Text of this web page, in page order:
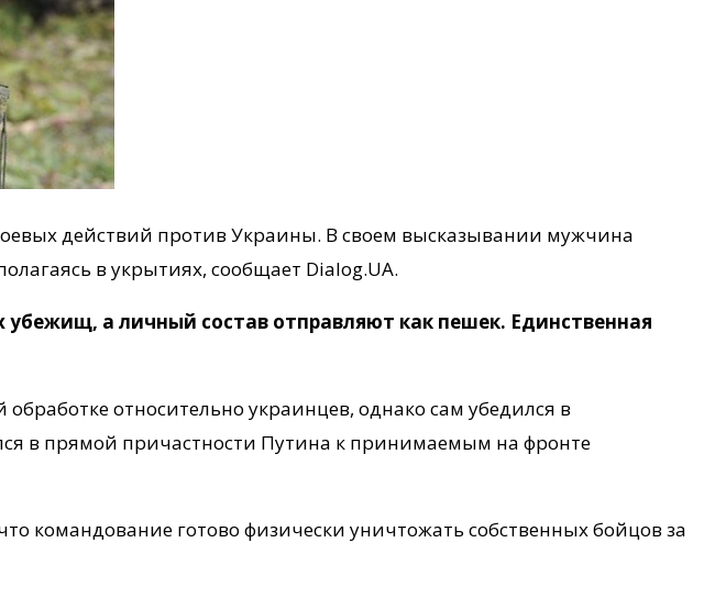
действий против Украины. В своем высказывании мужчина
в укрытиях, сообщает Dialog.UA.
убежищ, а личный состав отправляют как пешек. Единственная
относительно украинцев, однако сам убедился в
в прямой причастности Путина к принимаемым на фронте
командование готово физически уничтожать собственных бойцов за